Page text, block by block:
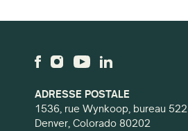
ADRESSE POSTALE
1536, rue Wynkoop, bureau 522
Denver, Colorado 80202